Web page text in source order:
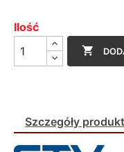
Ilość

Szczegóły